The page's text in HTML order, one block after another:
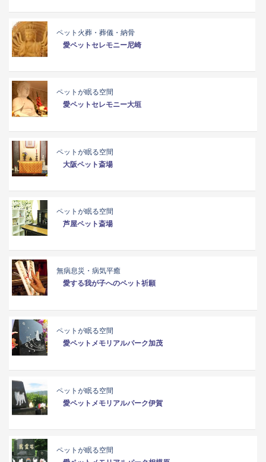
ペット火葬・葬儀・納骨
愛ペットセレモニー尼崎
ペットが眠る空間
愛ペットセレモニー大垣
ペットが眠る空間
大阪ペット斎場
ペットが眠る空間
芦屋ペット斎場
無病息災・病気平癒
愛する我が子へのペット祈願
ペットが眠る空間
愛ペットメモリアルパーク加茂
ペットが眠る空間
愛ペットメモリアルパーク伊賀
ペットが眠る空間